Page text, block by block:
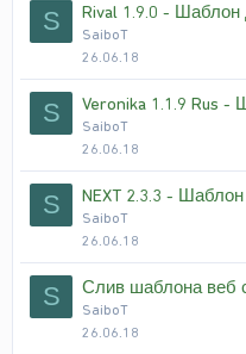
S Rival 1.9.0 - Шаблон
SaiboT
26.06.18
S Veronika 1.1.9 Rus -
SaiboT
26.06.18
S NEXT 2.3.3 -
SaiboT
26.06.18
S Слив шаблона веб
SaiboT
26.06.18